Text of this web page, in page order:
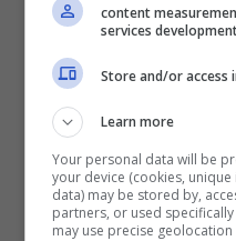
non può che
sua posizione
‘scotta’ ancora
comportamento
ossia quelo di non
content
services
Store and/or access
Learn more
Your personal data will be
your device (cookies,
data) may be stored by,
partners, or used
may use precise geolocation